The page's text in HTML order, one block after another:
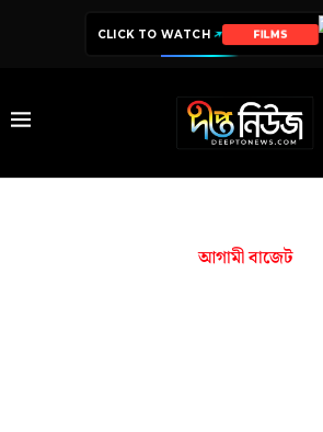
CLICK TO WATCH FILMS
আগামী বাজেট